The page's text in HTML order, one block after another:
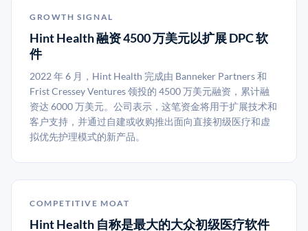
GROWTH SIGNAL
Hint Health 融资 4500 万美元以扩展 DPC 软
件
2022 年 6 月，Hint Health 完成由 Banneker Partners 和
Frist Cressey Ventures 领投的 4500 万美元融资，累计融
资达 6000 万美元。公司表示，这笔资金将用于扩展技术和
客户支持，并通过自建或收购推出面向直接初级医疗和虚
拟优先护理模式的新产品。
COMPETITIVE MOAT
Hint Health 自称是最大的大众初级医疗软件